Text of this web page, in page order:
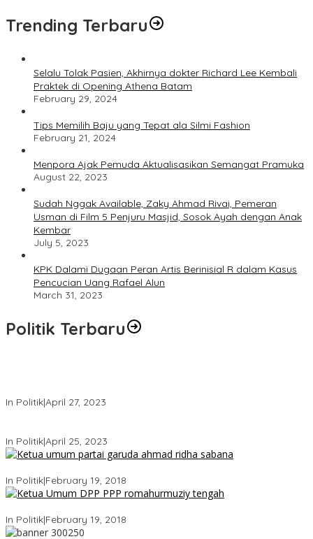
Trending Terbaru
Selalu Tolak Pasien, Akhirnya dokter Richard Lee Kembali
Praktek di Opening Athena Batam
February 29, 2024
Tips Memilih Baju yang Tepat ala Silmi Fashion
February 21, 2024
Menpora Ajak Pemuda Aktualisasikan Semangat Pramuka
August 22, 2023
Sudah Nggak Available, Zaky Ahmad Rivai, Pemeran
Usman di Film 5 Penjuru Masjid, Sosok Ayah dengan Anak
Kembar
July 5, 2023
KPK Dalami Dugaan Peran Artis Berinisial R dalam Kasus
Pencucian Uang Rafael Alun
March 31, 2023
Politik Terbaru
In Politik|April 27, 2023
In Politik|April 25, 2023
In Politik|February 19, 2018
In Politik|February 19, 2018